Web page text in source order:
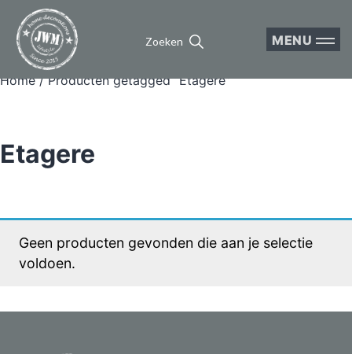
Zoeken MENU
Home/ Producten getagged “Etagere”
Etagere
Geen producten gevonden die aan je selectie
voldoen.